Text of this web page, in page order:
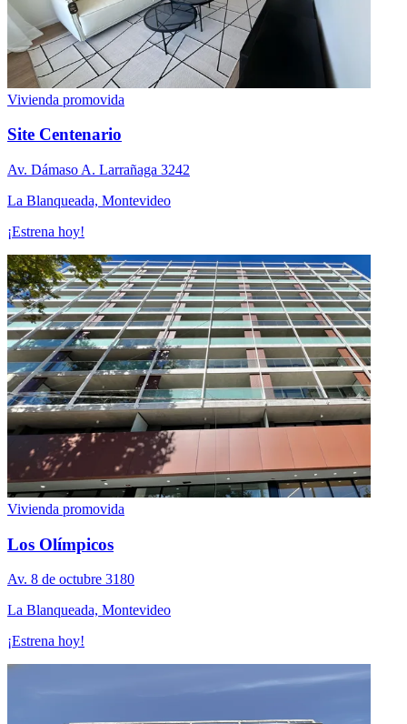
Vivienda promovida
Site Centenario
Av. Dámaso A. Larrañaga 3242
La Blanqueada, Montevideo
¡Estrena hoy!
Vivienda promovida
Los Olímpicos
Av. 8 de octubre 3180
La Blanqueada, Montevideo
¡Estrena hoy!